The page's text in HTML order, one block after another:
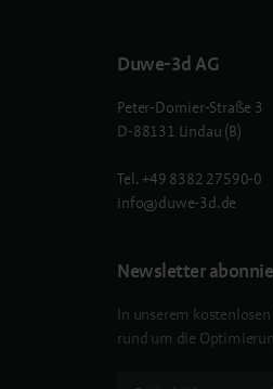
Duwe-3d AG
Peter-Dornier-Straße 3
D-88131 Lindau (B)
Tel.+49 8382 27590-0
info@duwe-3d.de
Newsletter
In unserem
rund um die